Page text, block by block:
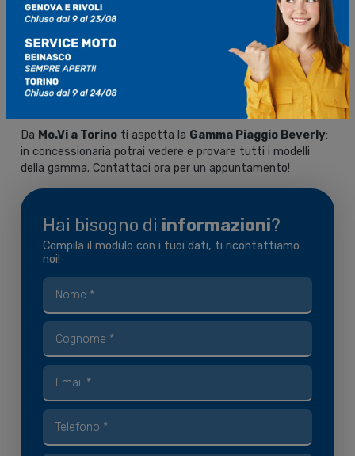
Mo.Vi è il tuo concessionario Piaggio
Da Mo.Vi a Torinoti aspetta la Gamma Piaggio Beverly:
in concessionaria potrai vedere e provare tutti i modelli
della gamma. Contattaci ora per un appuntamento!
Hai bisogno di informazioni?
Compila il modulo con i tuoi dati, ti ricontattiamo
noi!